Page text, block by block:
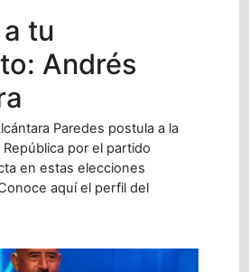
tu
Andrés
Paredes postula a la
por el partido
en estas elecciones
aquí el perfil del